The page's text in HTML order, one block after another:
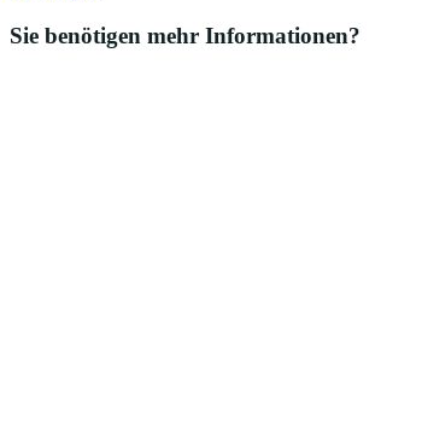
Sie benötigen mehr Informationen?